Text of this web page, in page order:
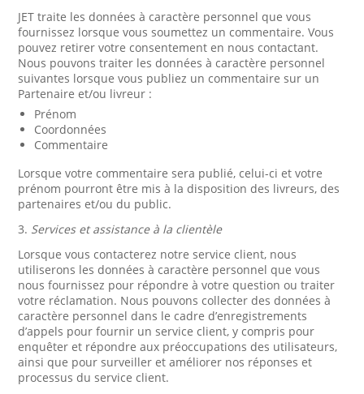
JET traite les données à caractère personnel que vous
fournissez lorsque vous soumettez un commentaire. Vous
pouvez retirer votre consentement en nous contactant.
Nous pouvons traiter les données à caractère personnel
suivantes lorsque vous publiez un commentaire sur un
Partenaire et/ou livreur :
Prénom
Coordonnées
Commentaire
Lorsque votre commentaire sera publié, celui-ci et votre
prénom pourront être mis à la disposition des livreurs, des
partenaires et/ou du public.
3. Services et assistance à la clientèle
Lorsque vous contacterez notre service client, nous
utiliserons les données à caractère personnel que vous
nous fournissez pour répondre à votre question ou traiter
votre réclamation. Nous pouvons collecter des données à
caractère personnel dans le cadre d’enregistrements
d’appels pour fournir un service client, y compris pour
enquêter et répondre aux préoccupations des utilisateurs,
ainsi que pour surveiller et améliorer nos réponses et
processus du service client.